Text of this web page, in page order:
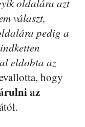
oldalára azt
választ,
pedig a
eldobta az
hogy
az